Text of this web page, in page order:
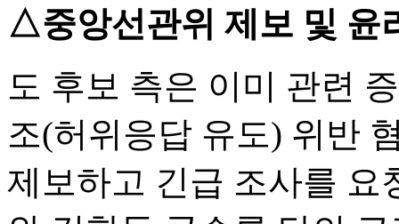
△중앙선관위 제보 및 윤
도 후보 측은 이미 관련
조(허위응답 유도) 위반
제보하고 긴급 조사를 요